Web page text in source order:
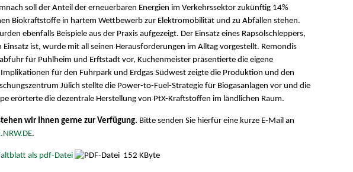
soll der Anteil der erneuerbaren Energien im Verkehrssektor zukünftig 14%
Biokraftstoffe in hartem Wettbewerb zur Elektromobilität und zu Abfällen stehen.
ebenfalls Beispiele aus der Praxis aufgezeigt. Der Einsatz eines Rapsölschleppers,
Einsatz ist, wurde mit all seinen Herausforderungen im Alltag vorgestellt. Remondis
für Puhlheim und Erftstadt vor, Kuchenmeister präsentierte die eigene
für den Fuhrpark und Erdgas Südwest zeigte die Produktion und den
Jülich stellte die Power-to-Fuel-Strategie für Biogasanlagen vor und die
erörterte die dezentrale Herstellung von PtX-Kraftstoffen im ländlichen Raum.
wir Ihnen gerne zur Verfügung. Bitte senden Sie hierfür eine kurze E-Mail an
.
als pdf-Datei 152 KByte